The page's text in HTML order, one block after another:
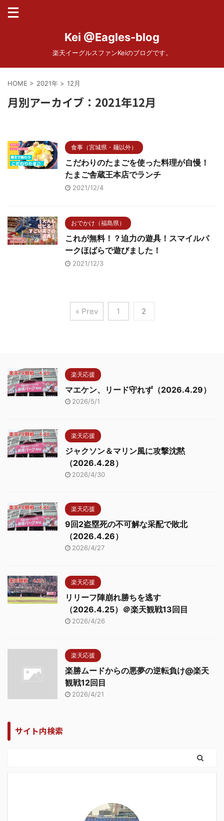
Kei @Eagles-blog
楽天イーグルスファンKeiのブログです。
HOME > 2021年 > 12月
月別アーカイブ：2021年12月
食事（宮城県・麺以外）
こだわりのたまごを使った料理が自慢！
たまご舎蔵王本店でランチ
2021/12/4
おでかけ（福島県）
これが無料！？迫力の遊具！スマイルパ
ークほばらで遊びました！
2021/12/3
« Prev 1 2
楽天応援
マエケン、リード守れず（2026.4.29）
2026/5/1
楽天応援
ジャクソン＆マリン風に攻撃沈黙
（2026.4.28）
2026/4/30
楽天応援
9回2盗塁死の不可解な采配で敗北
（2026.4.26）
2026/4/27
楽天応援
リリーフ陣崩れ勝ちを逃す
（2026.4.25）＠楽天観戦13回目
2026/4/26
楽天応援
楽勝ムードからの悪夢の逆転負け@楽天
観戦12回目
2026/4/21
サイト内検索